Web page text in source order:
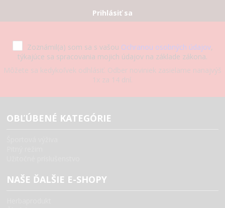
Prihlásiť sa
Zoznámil(a) som sa s vašou Ochranou osobných údajov,
týkajúce sa spracovania mojich údajov na základe zákona.
Môžete sa kedykoľvek odhlásiť. Odber noviniek zasielame nanajvýš
1x za 14 dní.
OBĽÚBENÉ KATEGÓRIE
NAŠE ĎALŠIE E-SHOPY